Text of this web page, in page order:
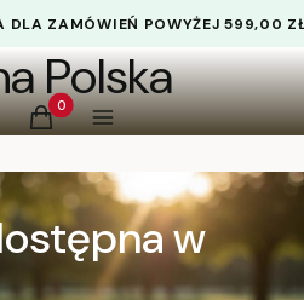
ZAMÓWIEŃ POWYŻEJ 599,00
Polska
się
Produkty w koszyku: 0. Zobacz
Koszyk Menu
w